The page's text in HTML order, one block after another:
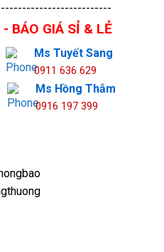
BÁO GIÁ SỈ & LẺ
Ms Tuyết Sang
0911 636 629
Ms Hồng Thắm
0916 197 399